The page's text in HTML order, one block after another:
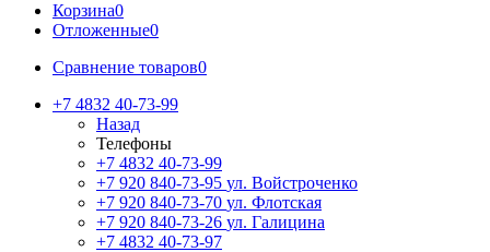
Корзина0
Отложенные0
Сравнение товаров0
+7 4832 40-73-99
Назад
Телефоны
+7 4832 40-73-99
+7 920 840-73-95 ул. Войстроченко
+7 920 840-73-70 ул. Флотская
+7 920 840-73-26 ул. Галицина
+7 4832 40-73-97